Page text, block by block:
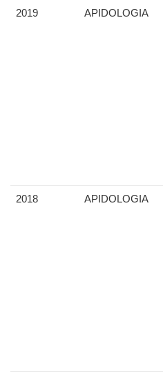
2019 APIDOLOGIA
2018 APIDOLOGIA